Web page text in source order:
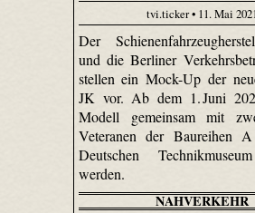
tvi.ticker • 11. Mai
Der
und die Berliner
stellen ein Mock-Up der
JK vor. Ab dem 1. Juni
Modell gemeinsam mit
Veteranen der Baureihen
Deutschen
werden.
NAHVERKEHR